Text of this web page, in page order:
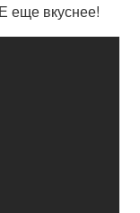
вкуснее!